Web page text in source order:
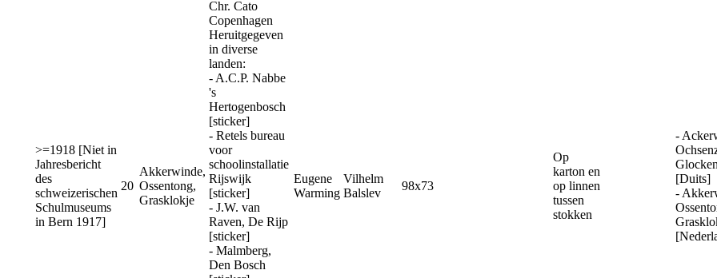
>=1918 [Niet in
Jahresbericht
des
schweizerischen
Schulmuseums
in Bern 1917]
20
Akkerwinde,
Ossentong,
Grasklokje
Chr. Cato
Copenhagen
Heruitgegeven
in diverse
landen:
- A.C.P. Nabbe
's
Hertogenbosch
[sticker]
- Retels bureau
voor
schoolinstallatie
Rijswijk
[sticker]
- J.W. van
Raven, De Rijp
[sticker]
- Malmberg,
Den Bosch
Eugene
Warming
Vilhelm
Balslev
98x73
Op
karton en
op linnen
tussen
stokken
-
[Duits]
-